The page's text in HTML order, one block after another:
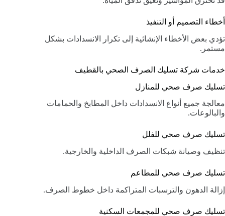
أخطاء التصميم أو التنفيذ
تؤدي بعض الأخطاء الإنشائية إلى تكرار الانسدادات بشكل
مستمر.
خدمات شركة تسليك الصرف الصحي بالقطيف
تسليك صرف صحي للمنازل
معالجة جميع أنواع الانسدادات داخل المطابخ والحمامات
والبالوعات.
تسليك صرف صحي للفلل
تنظيف وصيانة شبكات الصرف الداخلية والخارجية.
تسليك صرف صحي للمطاعم
إزالة الدهون والترسبات المتراكمة داخل خطوط الصرف.
تسليك صرف صحي للمجمعات السكنية